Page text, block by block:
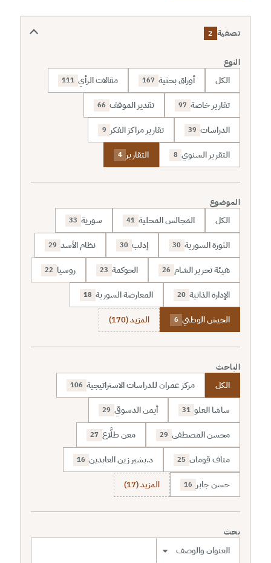
تصفية 2
النوع
الكل أوراق بحثية 167 مقالات الرأي 111
تقارير خاصة 97 تقدير الموقف 66
الدراسات 39 تقارير مراكز الفكر 9
التقرير السنوي 8 التقارير 4
الموضوع
الكل المجالس المحلية 41 سورية 33
الثورة السورية 30 إدلب 30 نظام الأسد 29
هيئة تحرير الشام 26 الحوكمة 23 روسيا 22
الإدارة الذاتية 20 المعارضة السورية 18
الجيش الوطني 6 المزيد (170)
الباحث
الكل مركز عمران للدراسات الاستراتيجية 106
ساشا العلو 31 أيمن الدسوقي 29
محسن المصطفى 29 معن طلَّاع 27
مناف قومان 25 د.بشير زين العابدين 16
حسن جابر 16 المزيد (17)
بحث